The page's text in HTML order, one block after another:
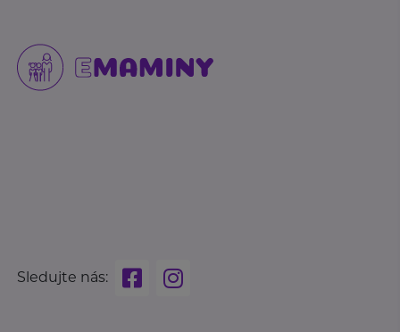
Sledujte nás: